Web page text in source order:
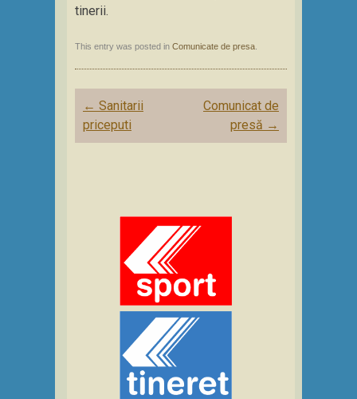
tinerii.
This entry was posted in Comunicate de presa
Post
navigation
← Sanitarii
priceputi
Comunicat de
presă →